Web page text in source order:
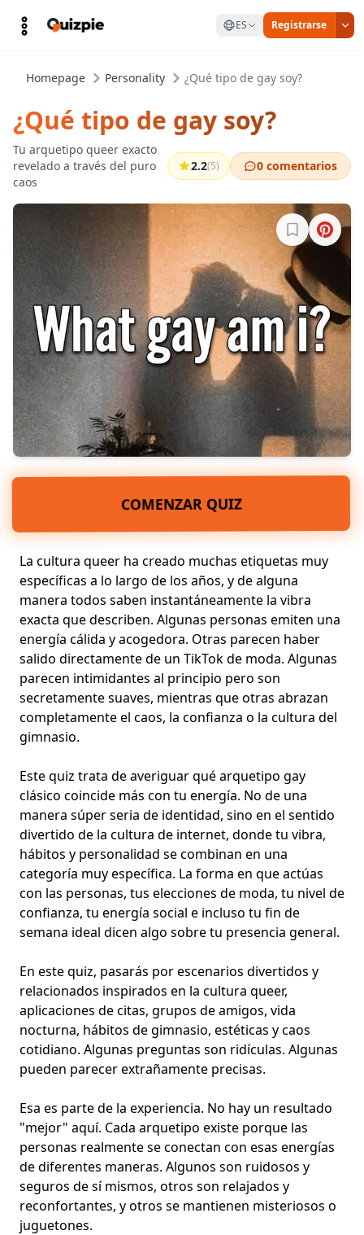
ES Registrarse
Homepage Personality ¿Qué tipo de gay soy?
¿Qué tipo de gay soy?
Tu arquetipo queer exacto
revelado a través del puro
caos
2.2(5) 0 comentarios
Inicia
COMENZAR QUIZ
La cultura queer ha creado muchas etiquetas muy
específicas a lo largo de los años, y de alguna
manera todos saben instantáneamente la vibra
exacta que describen. Algunas personas emiten una
energía cálida y acogedora. Otras parecen haber
salido directamente de un TikTok de moda. Algunas
parecen intimidantes al principio pero son
secretamente suaves, mientras que otras abrazan
completamente el caos, la confianza o la cultura del
gimnasio.
Este quiz trata de averiguar qué arquetipo gay
clásico coincide más con tu energía. No de una
manera súper seria de identidad, sino en el sentido
divertido de la cultura de internet, donde tu vibra,
hábitos y personalidad se combinan en una
categoría muy específica. La forma en que actúas
con las personas, tus elecciones de moda, tu nivel de
confianza, tu energía social e incluso tu fin de
semana ideal dicen algo sobre tu presencia general.
En este quiz, pasarás por escenarios divertidos y
relacionados inspirados en la cultura queer,
aplicaciones de citas, grupos de amigos, vida
nocturna, hábitos de gimnasio, estéticas y caos
cotidiano. Algunas preguntas son ridículas. Algunas
pueden parecer extrañamente precisas.
Esa es parte de la experiencia. No hay un resultado
"mejor" aquí. Cada arquetipo existe porque las
personas realmente se conectan con esas energías
de diferentes maneras. Algunos son ruidosos y
seguros de sí mismos, otros son relajados y
reconfortantes, y otros se mantienen misteriosos o
juguetones.